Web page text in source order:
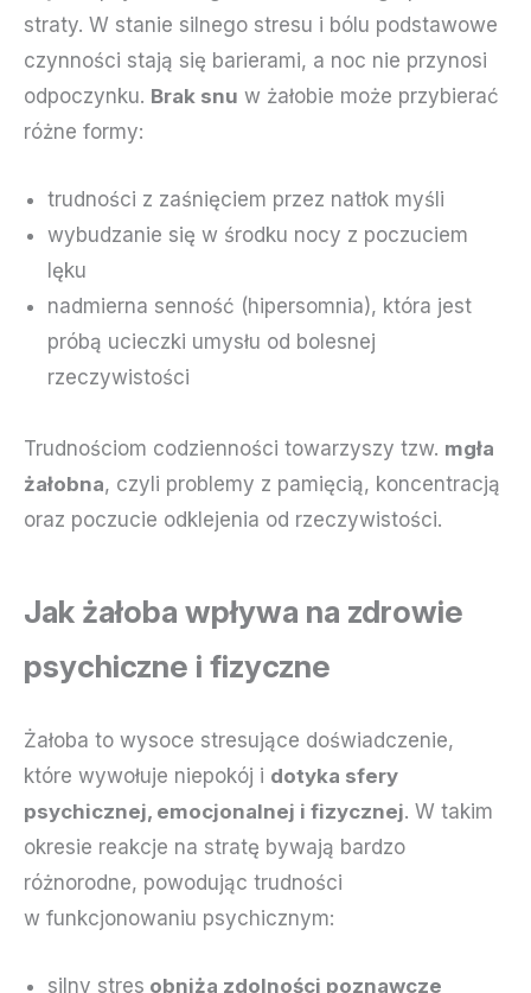
straty. W stanie silnego stresu i bólu podstawowe
czynności stają się barierami, a noc nie przynosi
odpoczynku. Brak snu w żałobie może przybierać
różne formy:
trudności z zaśnięciem przez natłok myśli
wybudzanie się w środku nocy z poczuciem
lęku
nadmierna senność (hipersomnia), która jest
próbą ucieczki umysłu od bolesnej
rzeczywistości
Trudnościom codzienności towarzyszy tzw. mgła
żałobna, czyli problemy z pamięcią, koncentracją
oraz poczucie odklejenia od rzeczywistości.
Jak żałoba wpływa na zdrowie
psychiczne i fizyczne
Żałoba to wysoce stresujące doświadczenie,
które wywołuje niepokój i dotyka sfery
psychicznej, emocjonalnej i fizycznej. W takim
okresie reakcje na stratę bywają bardzo
różnorodne, powodując trudności
w funkcjonowaniu psychicznym:
silny stres obniża zdolności poznawcze